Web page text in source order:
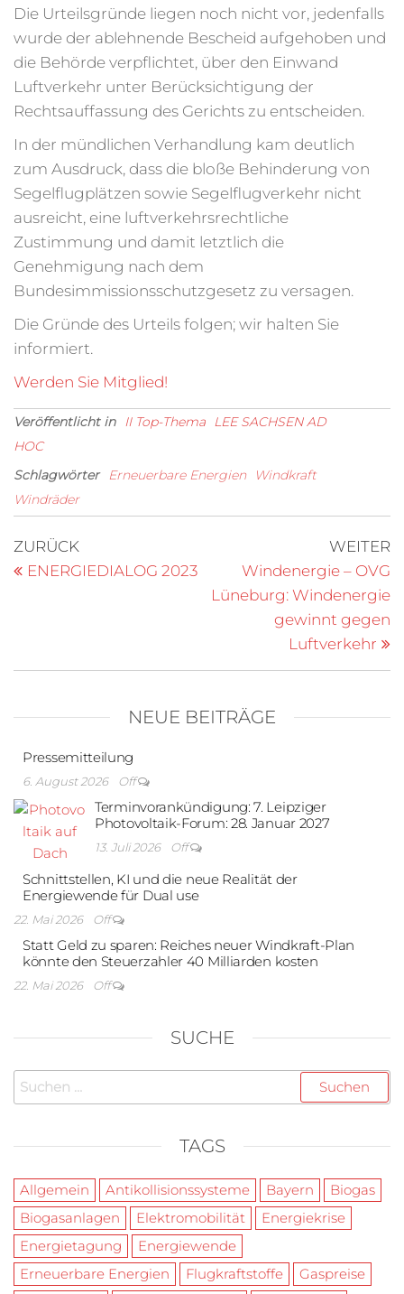
Die Urteilsgründe liegen noch nicht vor, jedenfalls
wurde der ablehnende Bescheid aufgehoben und
die Behörde verpflichtet, über den Einwand
Luftverkehr unter Berücksichtigung der
Rechtsauffassung des Gerichts zu entscheiden.
In der mündlichen Verhandlung kam deutlich
zum Ausdruck, dass die bloße Behinderung von
Segelflugplätzen sowie Segelflugverkehr nicht
ausreicht, eine luftverkehrsrechtliche
Zustimmung und damit letztlich die
Genehmigung nach dem
Bundesimmissionsschutzgesetz zu versagen.
Die Gründe des Urteils folgen; wir halten Sie
informiert.
Werden Sie Mitglied!
Veröffentlicht in II Top-Thema LEE SACHSEN AD
HOC
Schlagwörter
Erneuerbare Energien
Windkraft
Windräder
Beitragsnavigation
Vorheriger
Beitrag
ZURÜCK
ENERGIEDIALOG 2023
WEITER
Windenergie – OVG
Lüneburg: Windenergie
gewinnt gegen
Luftverkehr
NEUE BEITRÄGE
Pressemitteilung
6. August 2026 Off
Terminvorankündigung: 7. Leipziger
Photovoltaik-Forum: 28. Januar 2027
13. Juli 2026 Off
Schnittstellen, KI und die neue Realität der
Energiewende für Dual use
22. Mai 2026 Off
Statt Geld zu sparen: Reiches neuer Windkraft-Plan
könnte den Steuerzahler 40 Milliarden kosten
22. Mai 2026 Off
SUCHE
Suchen
nach:
TAGS
Allgemein Antikollisionssysteme Bayern
Biogas
Biogasanlagen
Elektromobilität
Energiekrise
Energietagung
Energiewende
Erneuerbare Energien
Flugkraftstoffe
Gaspreise